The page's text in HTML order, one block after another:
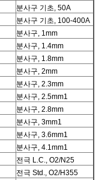
분사구 기초, 50A
분사구 기초, 100-400A
분사구, 1mm
분사구, 1.4mm
분사구, 1.8mm
분사구, 2mm
분사구, 2.3mm
분사구, 2.5mm1
분사구, 2.8mm
분사구, 3mm1
분사구, 3.6mm1
분사구, 4.1mm1
전극 L.C., O2/N25
전극 Std., O2/H355